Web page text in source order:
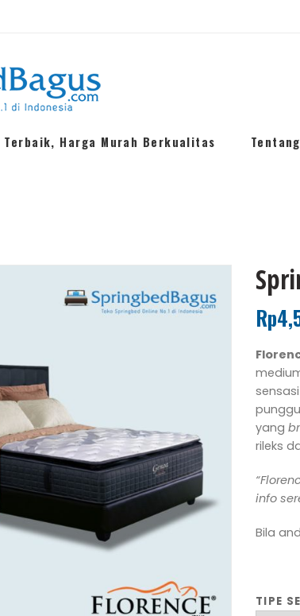
Harga Murah Berkualitas
Rp
yang
rileks
info
Bila
TIPE